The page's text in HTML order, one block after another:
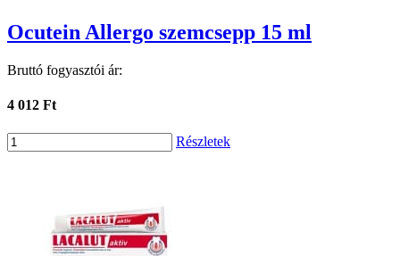
Ocutein Allergo szemcsepp 15 ml
Bruttó fogyasztói ár:
4 012 Ft
Részletek